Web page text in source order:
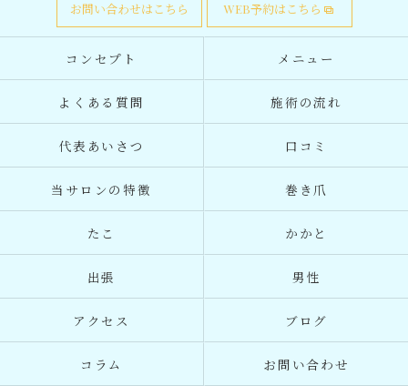
お問い合わせはこちら WEB予約はこちら
コンセプト メニュー
よくある質問 施術の流れ
代表あいさつ 口コミ
当サロンの特徴 巻き爪
たこ かかと
出張 男性
アクセス ブログ
コラム お問い合わせ